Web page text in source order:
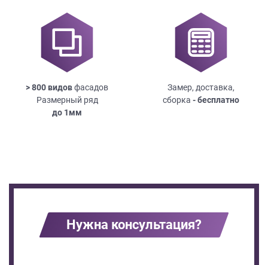
> 800 видовфасадов
Размерный ряд
до 1мм
Замер, доставка,
сборка - бесплатно
Нужна консультация?